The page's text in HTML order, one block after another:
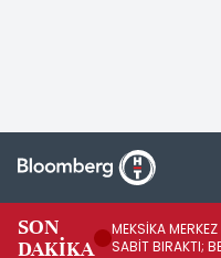
SON
DAKİKA
MEKSİKA
SABİT BIRAKTI;